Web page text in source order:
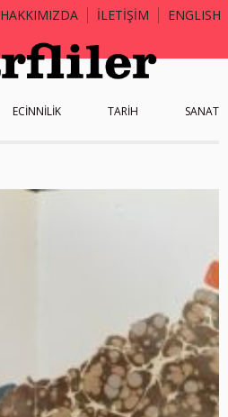
HAKKIMIZDA İLETİŞİM ENGLISH
ECİNNİLİK TARİH SANAT